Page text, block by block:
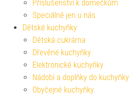
Příslušenství k domečkům
Speciálně jen u nás
Dětské kuchyňky
Dětská cukrárna
Dřevěné kuchyňky
Elektronické kuchyňky
Nádobí a doplňky do kuchyňky
Obyčejné kuchyňky